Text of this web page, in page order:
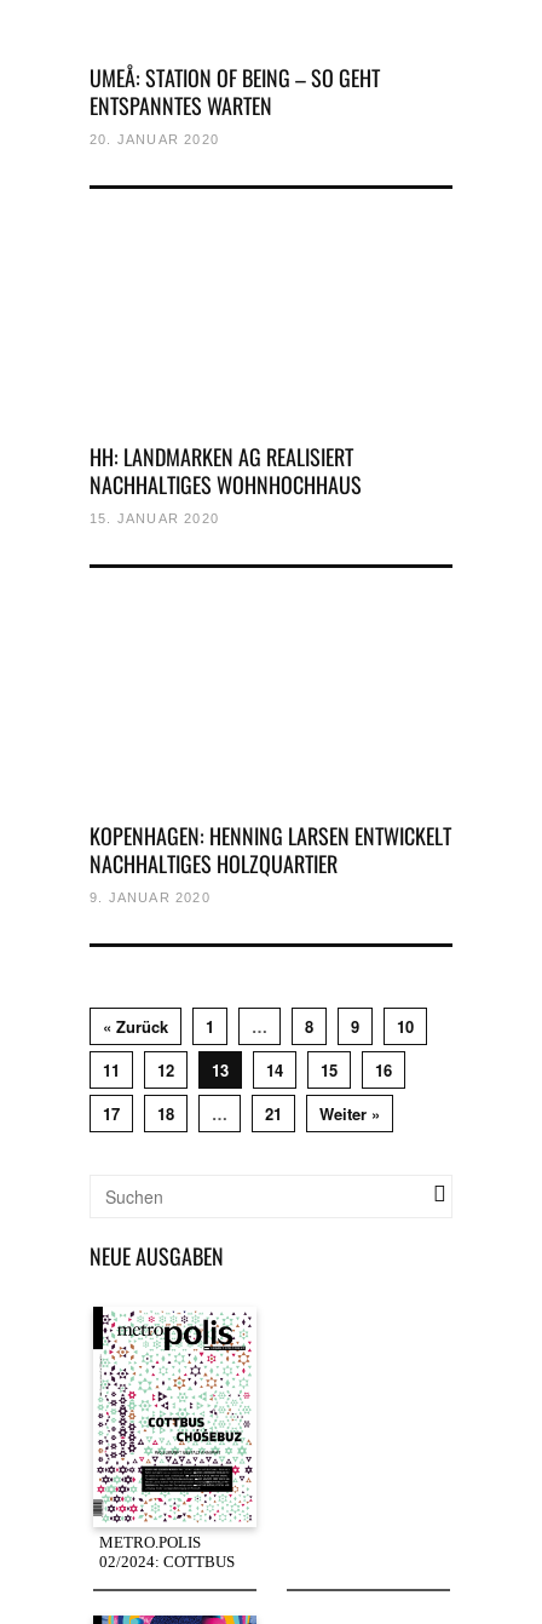
UMEÅ: STATION OF BEING – SO GEHT
ENTSPANNTES WARTEN
20. JANUAR 2020
HH: LANDMARKEN AG REALISIERT
NACHHALTIGES WOHNHOCHHAUS
15. JANUAR 2020
KOPENHAGEN: HENNING LARSEN ENTWICKELT
NACHHALTIGES HOLZQUARTIER
9. JANUAR 2020
« Zurück 1 … 8 9
10
11
12 13 14 15
16
17
18 … 21 Weiter »
NEUE AUSGABEN
METRO.POLIS
02/2024: COTTBUS